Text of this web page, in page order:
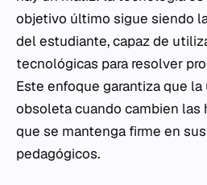
objetivo último sigue siendo
del estudiante, capaz de
tecnológicas para resolver
Este enfoque garantiza que
obsoleta cuando cambien las
que se mantenga firme en
pedagógicos.